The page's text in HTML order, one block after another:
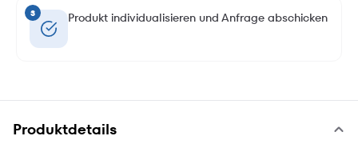
3 Produkt individualisieren und Anfrage abschicken
Produktdetails